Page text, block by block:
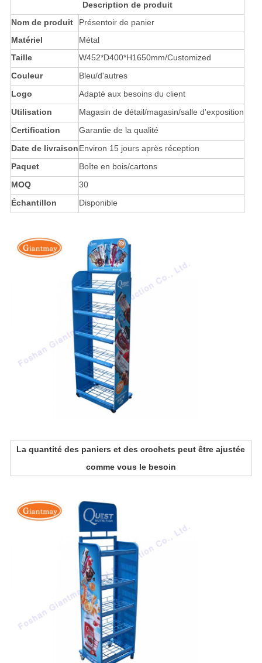
Description de produit
Nom de produit
Présentoir de panier
Matériel
Métal
Taille
W452*D400*H1650mm/Customized
Couleur
Bleu/d'autres
Logo
Adapté aux besoins du client
Utilisation
Magasin de détail/magasin/salle d'exposition
Certification
Garantie de la qualité
Date de livraisonEnviron 15 jours après réception
Paquet
Boîte en bois/cartons
MOQ
30
Échantillon
Disponible
La quantité des paniers et des crochets peut être ajustée
comme vous le besoin